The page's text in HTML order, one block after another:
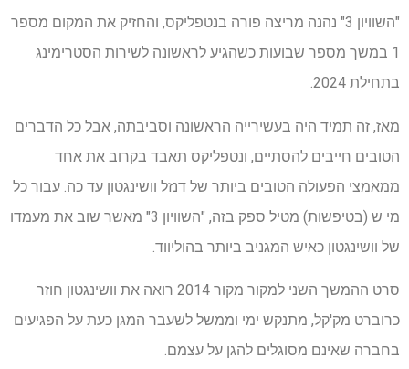
"השוויון 3" נהנה מריצה פורה בנטפליקס, והחזיק את המקום מספר
1 במשך מספר שבועות כשהגיע לראשונה לשירות הסטרימינג
בתחילת 2024.
מאז, זה תמיד היה בעשירייה הראשונה וסביבתה, אבל כל הדברים
הטובים חייבים להסתיים, ונטפליקס תאבד בקרוב את אחד
ממאמצי הפעולה הטובים ביותר של דנזל וושינגטון עד כה. עבור כל
מי ש (בטיפשות) מטיל ספק בזה, "השוויון 3" מאשר שוב את מעמדו
של וושינגטון כאיש המגניב ביותר בהוליווד.
סרט ההמשך השני למקור מקור 2014 רואה את וושינגטון חוזר
כרוברט מק'קל, מתנקש ימי וממשל לשעבר המגן כעת על הפגיעים
בחברה שאינם מסוגלים להגן על עצמם.